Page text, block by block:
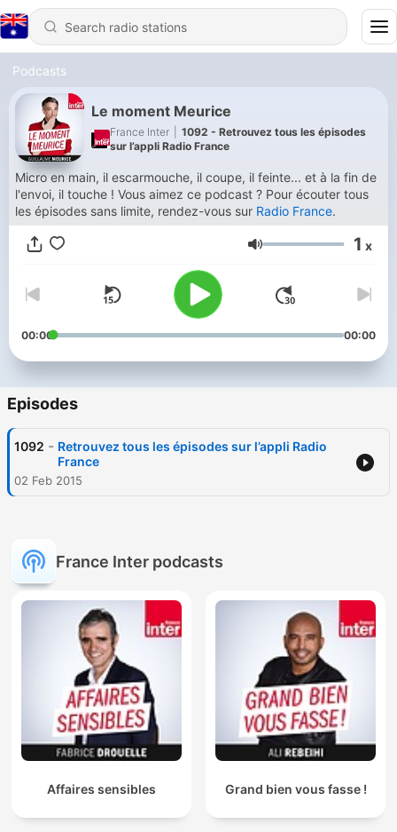
Podcasts
Le moment Meurice
France Inter
1092 - Retrouvez tous les épisodes
sur l’appli Radio France
Micro en main, il escarmouche, il coupe, il feinte... et à la fin de
l'envoi, il touche ! Vous aimez ce podcast ? Pour écouter tous
les épisodes sans limite, rendez-vous sur Radio France.
Volume 1 x
00:00 00:00
Episodes
1092 - Retrouvez tous les épisodes sur l’appli Radio
France
02 Feb 2015
France Inter podcasts
Affaires sensibles Grand bien vous fasse !